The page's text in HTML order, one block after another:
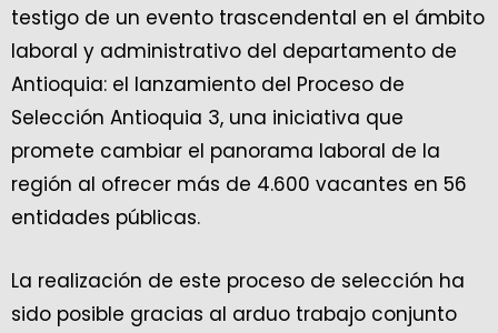
testigo de un evento trascendental en el ámbito
laboral y administrativo del departamento de
Antioquia: el lanzamiento del Proceso de
Selección Antioquia 3, una iniciativa que
promete cambiar el panorama laboral de la
región al ofrecer más de 4.600 vacantes en 56
entidades públicas.
La realización de este proceso de selección ha
sido posible gracias al arduo trabajo conjunto